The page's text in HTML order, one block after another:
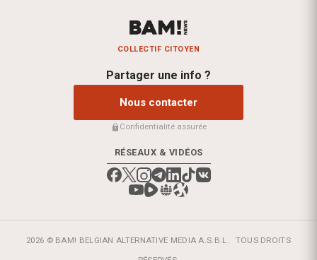
COLLECTIF CITOYEN
Partager une info ?
Nous contacter
Confidentialité assurée
RÉSEAUX & VIDÉOS
2026 © BAM! BELGIAN ALTERNATIVE MEDIA A.S.B.L.
TOUS DROITS